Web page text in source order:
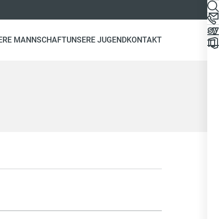
MANNSCHAFTUNSERE JUGENDKONTAKT